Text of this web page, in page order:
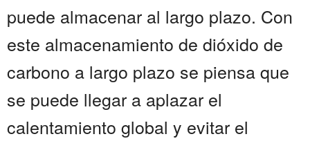
puede almacenar al largo plazo. Con
este almacenamiento de dióxido de
carbono a largo plazo se piensa que
se puede llegar a aplazar el
calentamiento global y evitar el